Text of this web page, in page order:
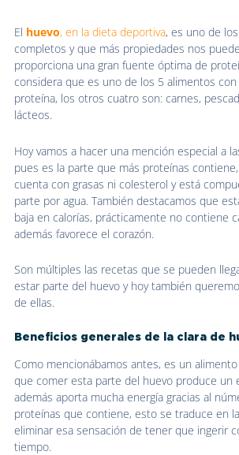
El huevo, en la dieta deportiva, es uno de
completos y que más propiedades nos
proporciona una gran fuente óptima de
considera que es uno de los 5 alimentos
proteína, los otros cuatro son: carnes,
lácteos.
Hoy vamos a hacer una mención especial a
pues es la parte que más proteínas
cuenta con grasas ni colesterol y está
parte por agua. También destacamos que
baja en calorías, prácticamente no contiene
además favorece el corazón.
Son múltiples las recetas que se pueden
estar parte del huevo y hoy también
de ellas.
Beneficios generales de la clara de
Como mencionábamos antes, es un
que comer esta parte del huevo produce un
además aporta mucha energía gracias al
proteínas que contiene, esto se traduce en
eliminar esa sensación de tener que ingerir
tiempo.